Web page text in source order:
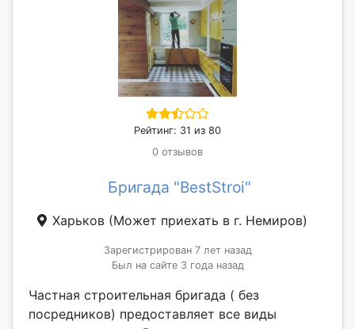
Рейтинг: 31 из 80
0 отзывов
Бригада "BestStroi"
Харьков (Может приехать в г. Немиров)
Зарегистрирован 7 лет назад
Был на сайте 3 года назад
Частная строительная бригада ( без
посредников) предоставляет все виды